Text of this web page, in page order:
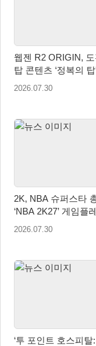
웹젠 R2 ORIGIN,
탑 콘텐츠 ‘정복의 탑
째 시즌 개최
2026.07.30
2K, NBA 슈퍼스타
‘NBA 2K27’ 게임플
레일러 공개
2026.07.30
‘투 포인트 호스피탈